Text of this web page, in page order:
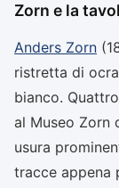
Zorn e la
Anders Zorn
ristretta di
bianco.
al Museo Zorn
usura
tracce appena